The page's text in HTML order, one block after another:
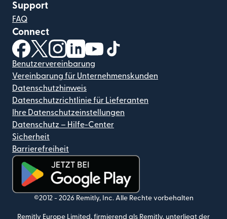
Support
FAQ
Connect
(wird in einem neuen Fenster geöffnet)
(wird in einem neuen Fenster geöffnet)
(wird in einem neuen Fenster geöffnet)
(wird in einem neuen Fenster geöffnet)
(wird in einem neuen Fenster
Benutzervereinbarung
Vereinbarung für Unternehmenskunden
Datenschutzhinweis
Datenschutzrichtlinie für Lieferanten
Ihre Datenschutzeinstellungen
Datenschutz – Hilfe-Center
Sicherheit
Barrierefreiheit
(wird in einem neuen Fenster geöffnet)
©2012 - 2026 Remitly, Inc. Alle Rechte vorbehalten
Remitly Europe Limited, firmierend als Remitly, unterliegt der